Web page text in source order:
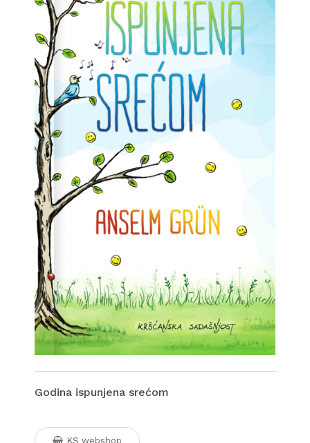
Godina ispunjena srećom
KS webshop